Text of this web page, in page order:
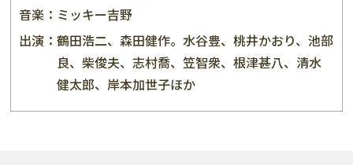
音楽： ミッキー吉野
出演：鶴田浩二、森田健作。水谷豊、桃井かおり、池部
良、柴俊夫、志村喬、笠智衆、根津甚八、清水
健太郎、岸本加世子ほか